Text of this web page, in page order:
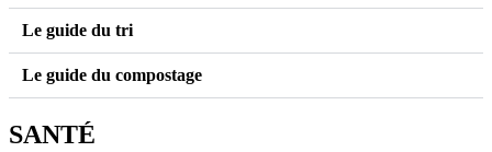
Le guide du tri
Le guide du compostage
SANTÉ